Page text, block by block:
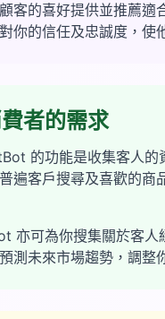
客的喜好提供並推薦
你的信任及忠誠度，使
者的需求
的功能是收集客人的
遍客戶搜尋及喜歡的
亦可為你搜集關於客
測未來市場趨勢，調整